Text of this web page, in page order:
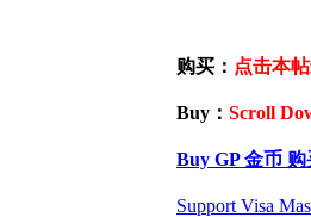
购买： 点击本
Buy： Scroll
Buy GP 金币 购
Support Visa